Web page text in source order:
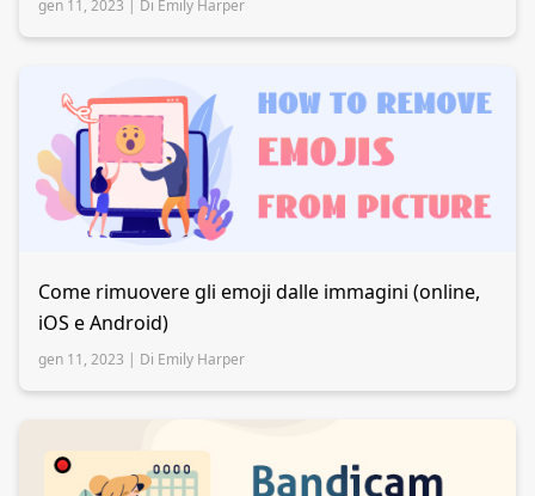
gen 11, 2023 | Di Emily Harper
Come rimuovere gli emoji dalle immagini (online,
iOS e Android)
gen 11, 2023 | Di Emily Harper